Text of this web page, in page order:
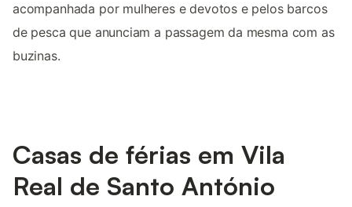
acompanhada por mulheres e devotos e pelos barcos
de pesca que anunciam a passagem da mesma com as
buzinas.
Casas de férias em Vila
Real de Santo António